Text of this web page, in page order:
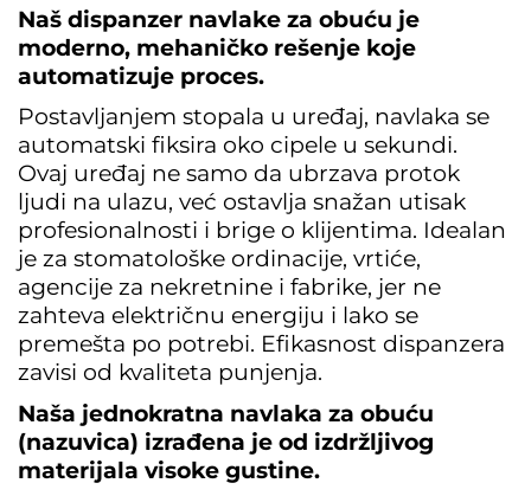
Naš dispanzer navlake za obuću je
moderno, mehaničko rešenje koje
automatizuje proces.
Postavljanjem stopala u uređaj, navlaka se
Ovaj uređaj ne samo da ubrzava protok
ljudi na ulazu, već ostavlja snažan utisak
profesionalnosti i brige o klijentima. Idealan
je za stomatološke ordinacije, vrtiće,
agencije za nekretnine i fabrike, jer ne
zahteva električnu energiju i lako se
premešta po potrebi. Efikasnost dispanzera
zavisi od kvaliteta punjenja.
Naša jednokratna navlaka za obuću
(nazuvica) izrađena je od izdržljivog
materijala visoke gustine.